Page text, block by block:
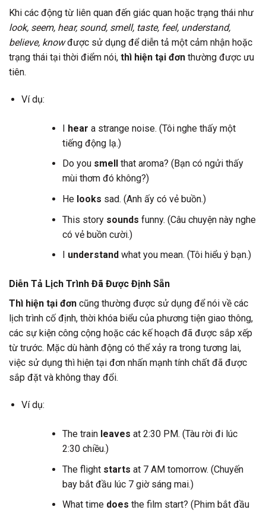
Khi các động từ liên quan đến giác quan hoặc trạng thái như
look, seem, hear, sound, smell, taste, feel, understand,
believe, knowđược sử dụng để diễn tả một cảm nhận hoặc
trạng thái tại thời điểm nói, thì hiện tại đơn thường được ưu
tiên.
Ví dụ:
I hear a strange noise. (Tôi nghe thấy một
tiếng động lạ.)
Do you smell
that aroma? (Bạn có ngửi thấy
mùi thơm đó không?)
He looks sad. (Anh ấy có vẻ buồn.)
This story sounds funny. (Câu chuyện này nghe
có vẻ buồn cười.)
understand what you mean. (Tôi hiểu ý bạn.)
Diễn Tả Lịch Trình Đã Được Định Sẵn
Thì hiện tại đơn cũng thường được sử dụng để nói về các
lịch trình cố định, thời khóa biểu của phương tiện giao thông,
các sự kiện công cộng hoặc các kế hoạch đã được sắp xếp
từ trước. Mặc dù hành động có thể xảy ra trong tương lai,
việc sử dụng thì hiện tại đơn nhấn mạnh tính chất đã được
sắp đặt và không thay đổi.
Ví dụ:
The train leaves at 2:30 PM. (Tàu rời đi lúc
2:30 chiều.)
The flight starts at 7 AM tomorrow. (Chuyến
bay bắt đầu lúc 7 giờ sáng mai.)
What time does the film start? (Phim bắt đầu